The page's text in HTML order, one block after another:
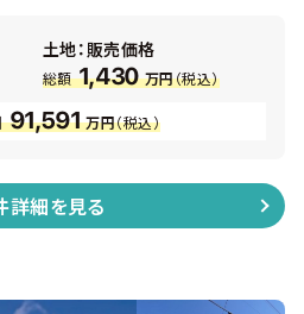
主寝室にはウォークインクロー
土地：販売価格
総額 1,430 万円（税込）
91,591 万円（税込）
詳細を見る